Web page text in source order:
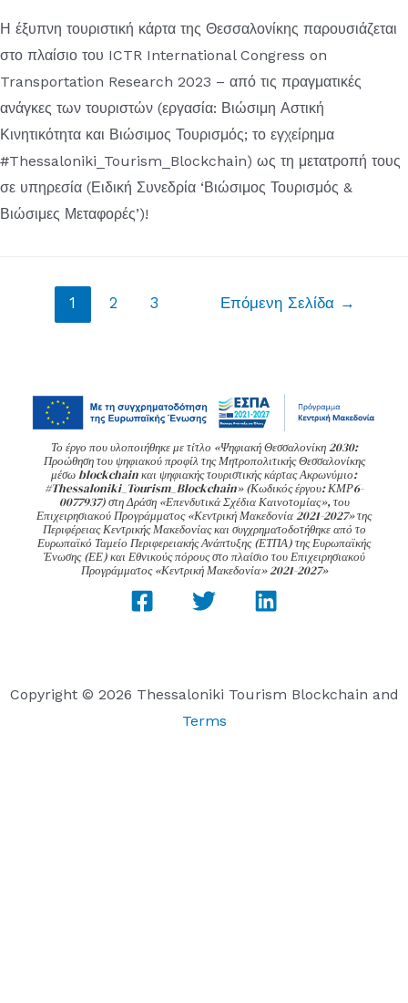
Η έξυπνη τουριστική κάρτα της Θεσσαλονίκης παρουσιάζεται
στο πλαίσιο του ICTR International Congress on
Transportation Research 2023 – από τις πραγματικές
ανάγκες των τουριστών (εργασία: Βιώσιμη Αστική
Κινητικότητα και Βιώσιμος Τουρισμός; το εγχείρημα
#Thessaloniki_Tourism_Blockchain) ως τη μετατροπή τους
σε υπηρεσία (Ειδική Συνεδρία ‘Βιώσιμος Τουρισμός &
Βιώσιμες Μεταφορές’)!
Σελιδοποίηση
άρθρων
1 2 3 Επόμενη Σελίδα →
Το έργο που υλοποιήθηκε με τίτλο «Ψηφιακή Θεσσαλονίκη 2030:
Προώθηση του ψηφιακού προφίλ της Μητροπολιτικής Θεσσαλονίκης
μέσω blockchain και ψηφιακής τουριστικής κάρτας Ακρωνύμιο:
#Thessaloniki_Tourism_Blockchain» (Κωδικός έργου: ΚΜΡ6-
0077937) στη Δράση «Επενδυτικά Σχέδια Καινοτομίας», του
Επιχειρησιακού Προγράμματος «Κεντρική Μακεδονία 2021-2027» της
Περιφέρειας Κεντρικής Μακεδονίας και συγχρηματοδοτήθηκε από το
Ευρωπαϊκό Ταμείο Περιφερειακής Ανάπτυξης (ΕΤΠΑ) της Ευρωπαϊκής
Ένωσης (ΕΕ) και Εθνικούς πόρους στο πλαίσιο του Επιχειρησιακού
Προγράμματος «Κεντρική Μακεδονία» 2021-2027»
Copyright © 2026 Thessaloniki Tourism Blockchain and
Terms